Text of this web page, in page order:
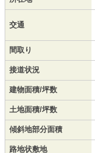
交通
間取り
接道状況
建物面積/坪数
土地面積/坪数
傾斜地部分面積
路地状敷地